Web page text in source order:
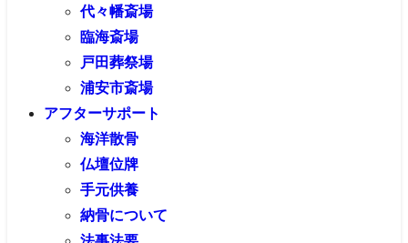
代々幡斎場
臨海斎場
戸田葬祭場
浦安市斎場
アフターサポート
海洋散骨
仏壇位牌
手元供養
納骨について